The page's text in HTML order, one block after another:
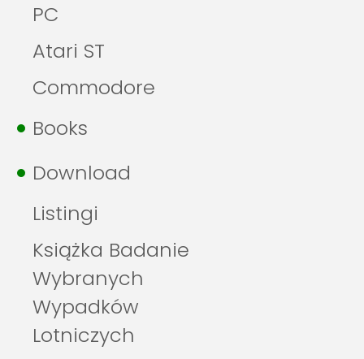
PC
Atari ST
Commodore
Books
Download
Listingi
Książka Badanie
Wybranych
Wypadków
Lotniczych